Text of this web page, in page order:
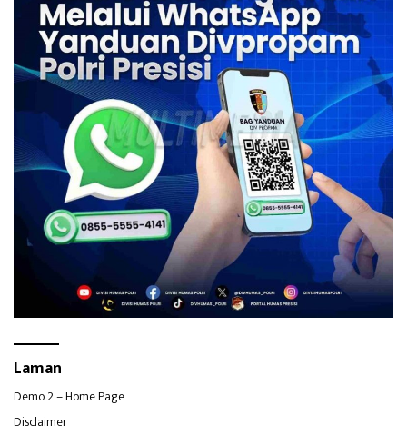
Laman
Demo 2 – Home Page
Disclaimer